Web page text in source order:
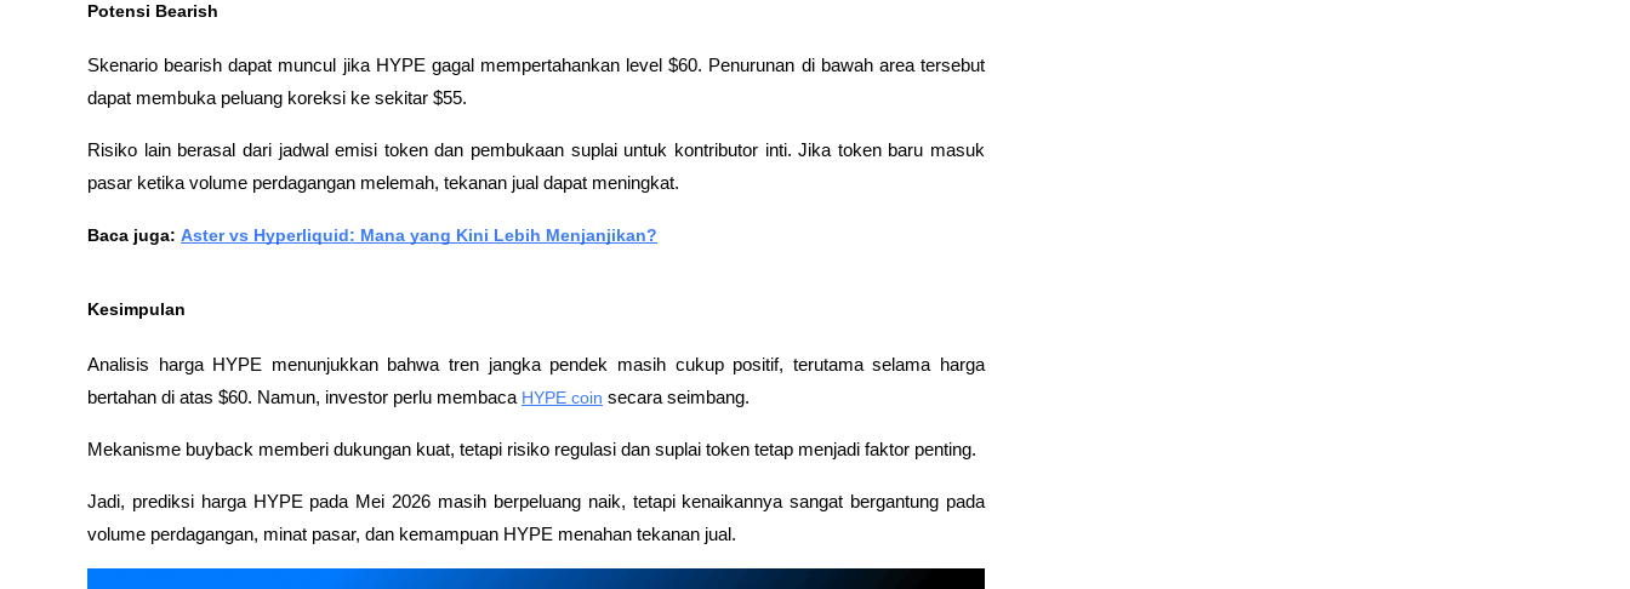
Potensi Bearish
Skenario bearish dapat muncul jika HYPE gagal mempertahankan level $60. Penurunan di bawah area tersebut
dapat membuka peluang koreksi ke sekitar $55.
Risiko lain berasal dari jadwal emisi token dan pembukaan suplai untuk kontributor inti. Jika token baru masuk
pasar ketika volume perdagangan melemah, tekanan jual dapat meningkat.
Baca juga: Aster vs Hyperliquid: Mana yang Kini Lebih Menjanjikan?
Kesimpulan
Analisis harga HYPE menunjukkan bahwa tren jangka pendek masih cukup positif, terutama selama harga
bertahan di atas $60. Namun, investor perlu membaca HYPE coin secara seimbang.
Mekanisme buyback memberi dukungan kuat, tetapi risiko regulasi dan suplai token tetap menjadi faktor penting.
Jadi, prediksi harga HYPE pada Mei 2026 masih berpeluang naik, tetapi kenaikannya sangat bergantung pada
volume perdagangan, minat pasar, dan kemampuan HYPE menahan tekanan jual.